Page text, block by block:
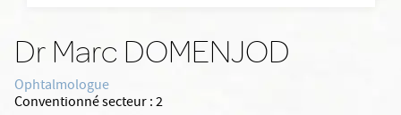
Dr Marc DOMENJOD
Ophtalmologue
Conventionné secteur :2